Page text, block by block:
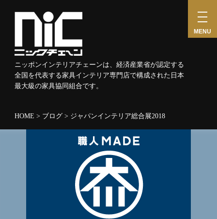
ニッポンインテリアチェーンは、経済産業省が認定する
全国を代表する家具インテリア専門店で構成された日本
最大級の家具協同組合です。
MENU
HOME > ブログ > ジャパンインテリア総合展2018